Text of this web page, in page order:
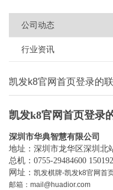
公司动态
行业资讯
凯发k8官网首页登录的
凯发k8官网首页登录
深圳市华典智慧有限公司
地址：深圳市龙华区深圳北
总机：0755-29484600
网址： 凯发棋牌-凯发k8官网首
邮箱： mail@huadior.com